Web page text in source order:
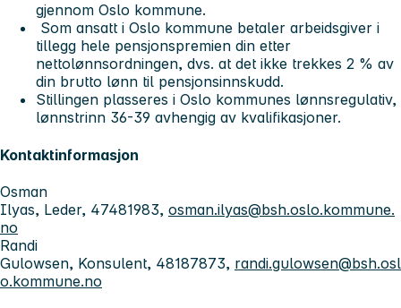
gjennom Oslo kommune.
Som ansatt i Oslo kommune betaler arbeidsgiver i
tillegg hele pensjonspremien din etter
nettolønnsordningen, dvs. at det ikke trekkes 2 % av
din brutto lønn til pensjonsinnskudd.
Stillingen plasseres i Oslo kommunes lønnsregulativ,
lønnstrinn 36-39 avhengig av kvalifikasjoner.
Kontaktinformasjon
Osman
Ilyas, Leder, 47481983, osman.ilyas@bsh.oslo.kommune.
no
Randi
Gulowsen, Konsulent, 48187873, randi.gulowsen@bsh.osl
o.kommune.no